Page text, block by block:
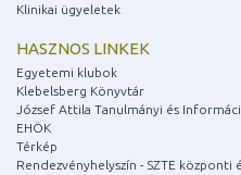
Klinikai ügyeletek
HASZNOS LINKEK
Egyetemi klubok
Klebelsberg Könyvtár
József Attila Tanulmányi és
EHÖK
Térkép
Rendezvényhelyszín - SZTE központi